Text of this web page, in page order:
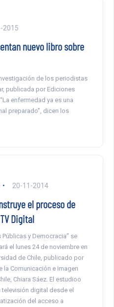
2015
nuevo libro sobre
de los periodistas
publicada por Ediciones
enfermedad ya es una
preparado”, dicen los
20-11-2014
el proceso de
Digital
Públicas y Democracia” se
el lunes 24 de noviembre en
de Chile, publicado por
la Comunicación e Imagen
Chiara Sáez. El estudioo
digital desde el
del acceso a